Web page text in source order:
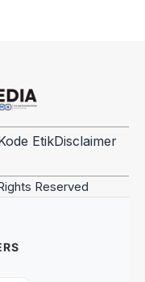
EtikDisclaimer
Reserved